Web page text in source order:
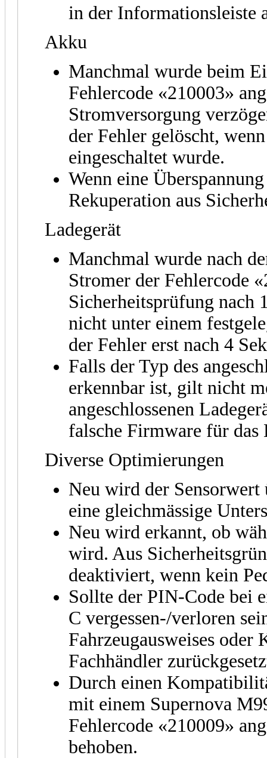
in der Informationsleiste
Akku
Manchmal wurde beim
Fehlercode «210003»
Stromversorgung
der Fehler gelöscht,
eingeschaltet wurde.
Wenn eine
Rekuperation aus
Ladegerät
Manchmal wurde nach
Stromer der Fehlercode
Sicherheitsprüfung nach
nicht unter einem
der Fehler erst nach 4
Falls der Typ des
erkennbar ist, gilt nicht
angeschlossenen
falsche Firmware für das
Diverse Optimierungen
Neu wird der
eine gleichmässige
Neu wird erkannt, ob
wird. Aus
deaktiviert, wenn kein
Sollte der PIN-Code bei
C vergessen-/verloren
Fahrzeugausweises oder
Fachhändler
Durch einen
mit einem Supernova
Fehlercode «210009»
behoben.